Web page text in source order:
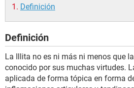
SEXUALIDAD
GLOSARIO
Definición
Definición
La Illita no es ni más ni menos que
conocido por sus muchas virtudes.
aplicada de forma tópica en forma